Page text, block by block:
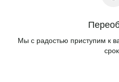
Мы с радостью приступим к